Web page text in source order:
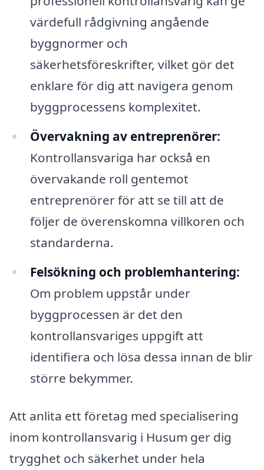
värdefull rådgivning angående
byggnormer och
säkerhetsföreskrifter, vilket gör det
enklare för dig att navigera genom
byggprocessens komplexitet.
Övervakning av entreprenörer:
Kontrollansvariga har också en
övervakande roll gentemot
entreprenörer för att se till att de
följer de överenskomna villkoren och
standarderna.
Felsökning och problemhantering:
Om problem uppstår under
byggprocessen är det den
kontrollansvariges uppgift att
identifiera och lösa dessa innan de blir
större bekymmer.
Att anlita ett företag med specialisering
inom kontrollansvarig i Husum ger dig
trygghet och säkerhet under hela